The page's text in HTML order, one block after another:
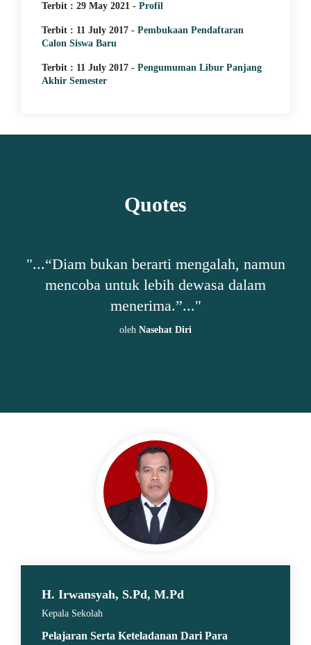
Terbit : 29 May 2021 - Profil
Terbit : 11 July 2017 - Pembukaan Pendaftaran
Calon Siswa Baru
Terbit : 11 July 2017 - Pengumuman Libur Panjang
Akhir Semester
Quotes
"...“Diam bukan berarti mengalah, namun
mencoba untuk lebih dewasa dalam
menerima.”..."
olehNasehat Diri
H. Irwansyah, S.Pd, M.Pd
Kepala Sekolah
Pelajaran Serta Keteladanan Dari Para